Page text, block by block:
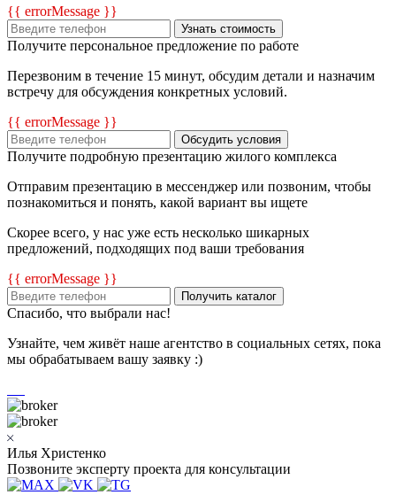
{{ errorMessage }}
Узнать стоимость
Получите персональное предложение по работе
Перезвоним в течение 15 минут, обсудим детали и назначим
встречу для обсуждения конкретных условий.
{{ errorMessage }}
Обсудить условия
Получите подробную презентацию жилого комплекса
Отправим презентацию в мессенджер или позвоним, чтобы
познакомиться и понять, какой вариант вы ищете
Скорее всего, у нас уже есть несколько шикарных
предложений, подходящих под ваши требования
{{ errorMessage }}
Получить каталог
Спасибо, что выбрали нас!
Узнайте, чем живёт наше агентство в социальных сетях, пока
мы обрабатываем вашу заявку :)
Илья Христенко
Позвоните эксперту проекта для консультации